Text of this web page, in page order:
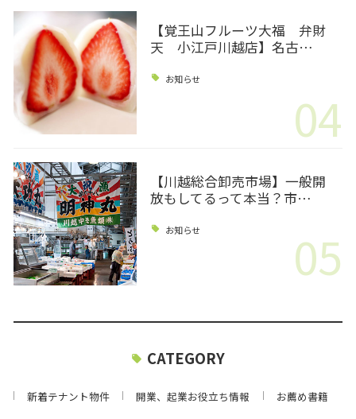
【覚王山フルーツ大福 弁財
天 小江戸川越店】名古…
お知らせ
04
【川越総合卸売市場】一般開
放もしてるって本当？市…
お知らせ 05
CATEGORY
新着テナント物件 開業、起業お役立ち情報 お薦め書籍